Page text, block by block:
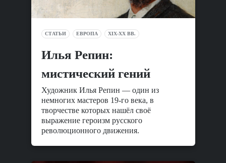
СТАТЬИ ЕВРОПА XIX-XX ВВ.
Илья Репин:
мистический гений
Художник Илья Репин — один из
немногих мастеров 19-го века, в
творчестве которых нашёл своё
выражение героизм русского
революционного движения.